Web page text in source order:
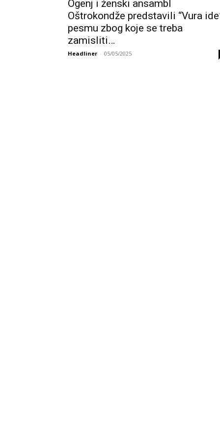
Ogenj i ženski ansambl
Oštrokondže predstavili “Vura
pesmu zbog koje se treba
zamisliti…
Headliner - 05/05/2025